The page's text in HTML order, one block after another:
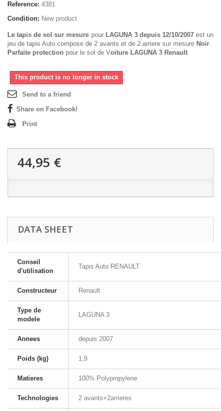
Reference: 4381
Condition: New product
Le tapis de sol sur mesure pour LAGUNA 3 depuis 12/10/2007est un
jeu de tapis Auto compose de 2 avants et de 2 arriere sur mesure Noir.
Parfaite protection pour le sol de Voiture LAGUNA 3 Renault.
This product is no longer in stock
Send to a friend
Share on Facebook!
Print
44,95 €
DATA SHEET
Conseil
d'utilisation
Tapis Auto RENAULT
Constructeur Renault
Type de
modele
LAGUNA 3
Annees depuis 2007
Poids (kg) 1,9
Matieres 100% Polypropylene
Technologies 2 avants+2arrieres